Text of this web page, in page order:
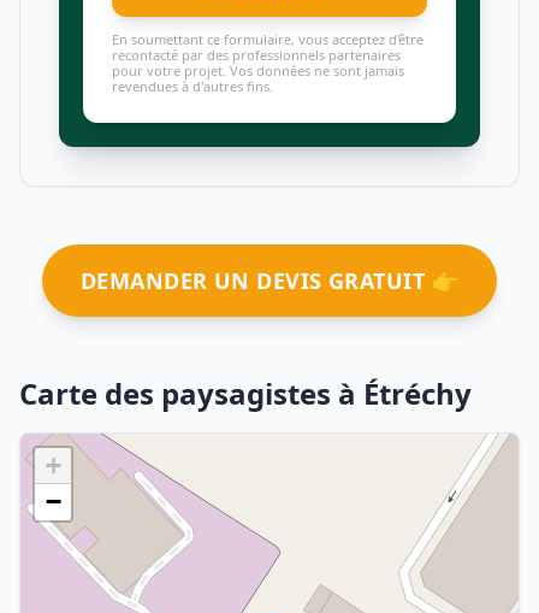
En soumettant ce formulaire, vous acceptez d'être
recontacté par des professionnels partenaires
pour votre projet. Vos données ne sont jamais
revendues à d'autres fins.
DEMANDER UN DEVIS GRATUIT 👉
Carte des paysagistes à Étréchy
+
−